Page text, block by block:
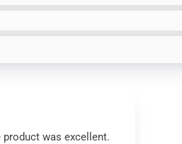
was excellent.